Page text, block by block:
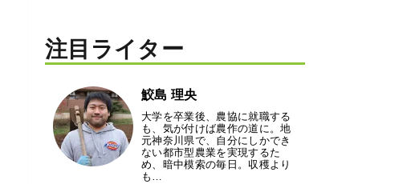
注目ライター
鮫島 理央
大学を卒業後、農協に就職する
も、気が付けば農作の道に。地
元神奈川県で、自分にしかでき
ない都市型農業を実現するた
め、暗中模索の毎日。収穫より
も…